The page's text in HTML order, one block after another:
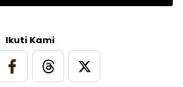
Ikuti Kami